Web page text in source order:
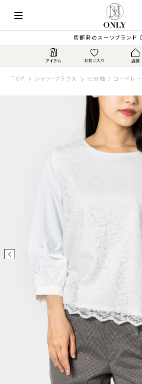
京都発のスーツブランド
TOP シャツ・ブラウス 七分袖 / コードレー